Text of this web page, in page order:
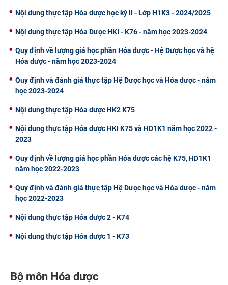
Nội dung thực tập Hóa dược học kỳ II - Lớp H1K3 - 2024/2025
Nội dung thực tập Hóa Dược HKI - K76 - năm học 2023-2024
Quy định về lượng giá học phần Hóa dược - Hệ Dược học và hệ
Hóa dược - năm học 2023-2024
Quy định và đánh giá thực tập Hệ Dược học và Hóa dược - năm
học 2023-2024
Nội dung thực tập Hóa dược HK2 K75
Nội dung thực tập Hóa dược HKI K75 và HD1K1 năm học 2022 -
2023
Quy định về lượng giá học phần Hóa dược các hệ K75, HD1K1
năm học 2022-2023
Quy định và đánh giá thực tập Hệ Dược học và Hóa dược - năm
học 2022-2023
Nội dung thực tập Hóa dược 2 - K74
Nội dung thực tập Hóa dược 1 - K73
Bộ môn Hóa dược